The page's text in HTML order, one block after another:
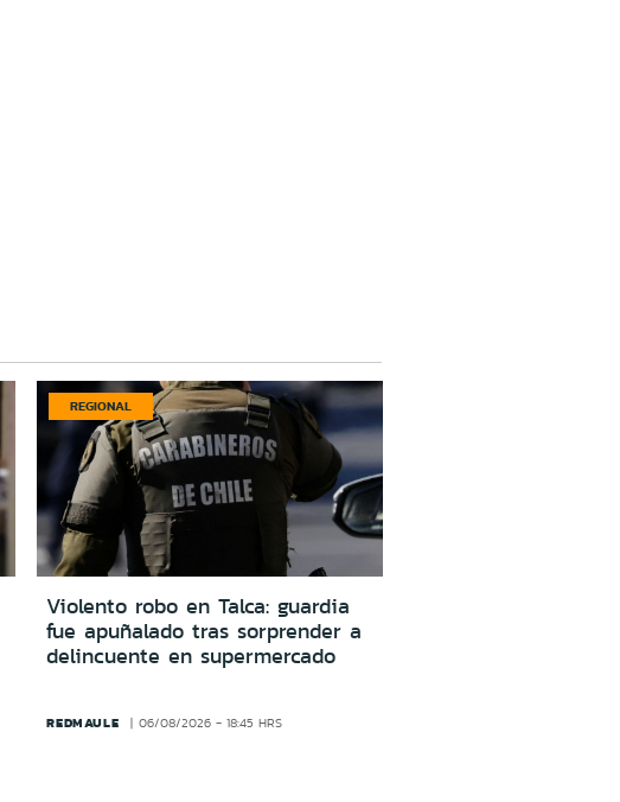
REGIONAL
Violento robo en Talca: guardia
fue apuñalado tras sorprender a
delincuente en supermercado
REDMAULE 06/08/2026 - 18:45 HRS